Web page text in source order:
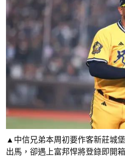
▲中信兄弟本周初要作客新莊城
出馬，卻遇上富邦悍將登錄即開